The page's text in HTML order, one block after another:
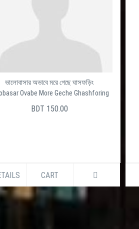
ভালোবাসার অভাবে মরে গেছে ঘাসফড়িং
Ovabe More Geche Ghashforing
BDT 150.00
CART